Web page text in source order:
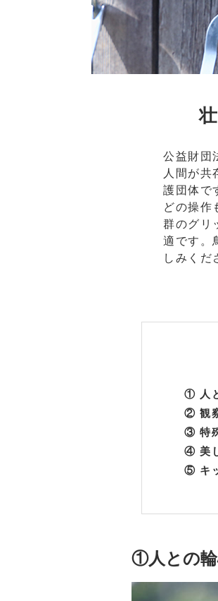
公益財団
人間が共
護団体で
どの操作
群のグリ
適です。
しみくだ
① 人
② 観
③ 特
④ 美
⑤ キ
①人との輪